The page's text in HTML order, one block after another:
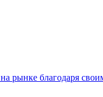
рынке благодаря